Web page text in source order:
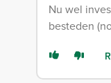
Nu wel
besteden